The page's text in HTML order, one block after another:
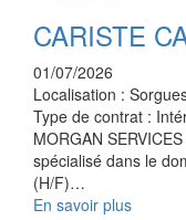
CARISTE
01/07/2026
Localisation :
Type de contrat :
MORGAN
spécialisé dans le
(H/F)…
En savoir plus